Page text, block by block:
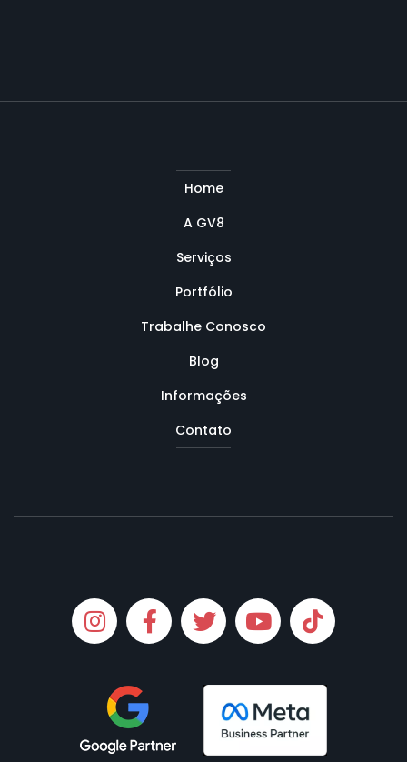
Home
A GV8
Serviços
Portfólio
Trabalhe Conosco
Blog
Informações
Contato
Instagram
Facebook
TwitterYoutube
Tiktok